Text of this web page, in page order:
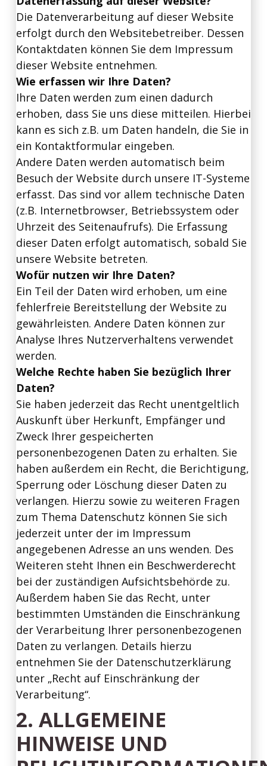
Die Datenverarbeitung auf dieser Website
erfolgt durch den Websitebetreiber. Dessen
Kontaktdaten können Sie dem Impressum
dieser Website entnehmen.
Wie erfassen wir Ihre Daten?
Ihre Daten werden zum einen dadurch
erhoben, dass Sie uns diese mitteilen. Hierbei
kann es sich z.B. um Daten handeln, die Sie in
ein Kontaktformular eingeben.
Andere Daten werden automatisch beim
Besuch der Website durch unsere IT-Systeme
erfasst. Das sind vor allem technische Daten
(z.B. Internetbrowser, Betriebssystem oder
Uhrzeit des Seitenaufrufs). Die Erfassung
dieser Daten erfolgt automatisch, sobald Sie
unsere Website betreten.
Wofür nutzen wir Ihre Daten?
Ein Teil der Daten wird erhoben, um eine
fehlerfreie Bereitstellung der Website zu
gewährleisten. Andere Daten können zur
Analyse Ihres Nutzerverhaltens verwendet
werden.
Welche Rechte haben Sie bezüglich Ihrer
Daten?
Sie haben jederzeit das Recht unentgeltlich
Auskunft über Herkunft, Empfänger und
Zweck Ihrer gespeicherten
personenbezogenen Daten zu erhalten. Sie
haben außerdem ein Recht, die Berichtigung,
Sperrung oder Löschung dieser Daten zu
verlangen. Hierzu sowie zu weiteren Fragen
zum Thema Datenschutz können Sie sich
jederzeit unter der im Impressum
angegebenen Adresse an uns wenden. Des
Weiteren steht Ihnen ein Beschwerderecht
bei der zuständigen Aufsichtsbehörde zu.
Außerdem haben Sie das Recht, unter
bestimmten Umständen die Einschränkung
der Verarbeitung Ihrer personenbezogenen
Daten zu verlangen. Details hierzu
entnehmen Sie der Datenschutzerklärung
unter „Recht auf Einschränkung der
Verarbeitung“.
2. ALLGEMEINE
HINWEISE UND